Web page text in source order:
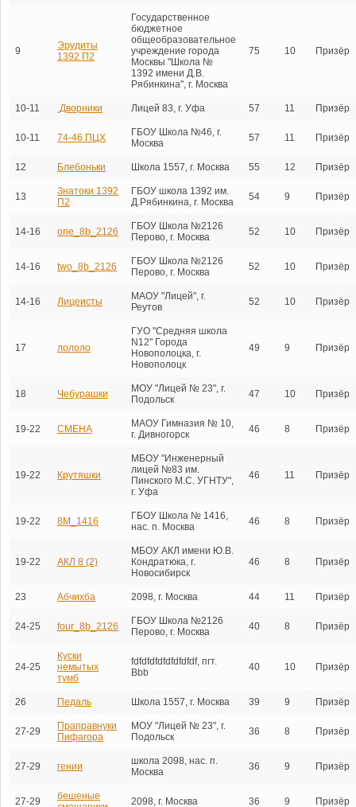
9
Эрудиты
1392 П2
Государственное
бюджетное
общеобразовательное
учреждение города
Москвы "Школа №
1392 имени Д.В.
Рябинкина", г. Москва
75 10 Призёр
10-11 .Дворники Лицей 83, г. Уфа 57 11 Призёр
10-11 74-46 ПЦХ
ГБОУ Школа №46, г.
Москва
57 11 Призёр
12 Блебоньки Школа 1557, г. Москва 55 12 Призёр
13
Знатоки 1392
П2
ГБОУ школа 1392 им.
Д.Рябинкина, г. Москва
54 9 Призёр
14-16 one_8b_2126
ГБОУ Школа №2126
Перово, г. Москва
52 10 Призёр
14-16 two_8b_2126
ГБОУ Школа №2126
Перово, г. Москва
52 10 Призёр
14-16 Лицеисты
МАОУ "Лицей", г.
Реутов
52 10 Призёр
17 лололо
ГУО "Средняя школа
N12" Города
Новополоцка, г.
Новополоцк
49 9 Призёр
18 Чебурашки
МОУ "Лицей № 23", г.
Подольск
47 10 Призёр
19-22 СМЕНА
МАОУ Гимназия № 10,
г. Дивногорск
46 8 Призёр
19-22 Крутяшки
МБОУ "Инженерный
лицей №83 им.
Пинского М.С. УГНТУ",
г. Уфа
46 11 Призёр
19-22 8М_1416
ГБОУ Школа № 1416,
нас. п. Москва
46 8 Призёр
19-22 АКЛ 8 (2)
МБОУ АКЛ имени Ю.В.
Кондратюка, г.
Новосибирск
46 8 Призёр
23 Абчихба 2098, г. Москва 44 11 Призёр
24-25 four_8b_2126
ГБОУ Школа №2126
Перово, г. Москва
40 8 Призёр
24-25
Куски
немытых
тумб
fdfdfdfdfdfdfdfdf, пгт.
Bbb
40 10 Призёр
26 Педаль Школа 1557, г. Москва 39 9 Призёр
27-29
Праправнуки
Пифагора
МОУ "Лицей № 23", г.
Подольск
36 8 Призёр
27-29 гении
школа 2098, нас. п.
Москва
36 9 Призёр
27-29
бешеные
2098, г. Москва 36 9 Призёр